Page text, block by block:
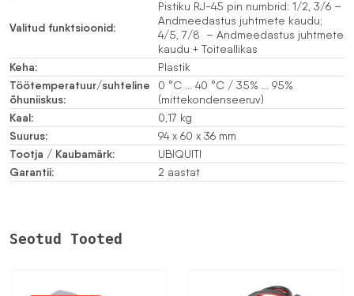
Valitud funktsioonid:
Pistiku RJ-45 pin numbrid: 1/2, 3/6 –
Andmeedastus juhtmete kaudu;
4/5, 7/8 – Andmeedastus juhtmete
kaudu + Toiteallikas
Keha: Plastik
Töötemperatuur/suhteline
õhuniiskus:
0 °C … 40 °C / 35% … 95%
(mittekondenseeruv)
Kaal: 0,17 kg
Suurus: 94 x 60 x 36 mm
Tootja / Kaubamärk: UBIQUITI
Garantii: 2 aastat
Seotud Tooted